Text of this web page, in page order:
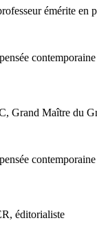
émérite en
contemporaine
Grand Maître du
contemporaine
éditorialiste